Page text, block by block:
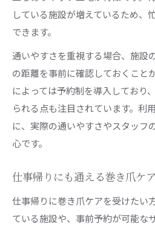
している施設が増えているため、
できます。
通いやすさを重視する場合、施設
の距離を事前に確認しておくこと
によっては予約制を導入しており
られる点も注目されています。利
に、実際の通いやすさやスタッフ
心です。
仕事帰りにも通える巻き爪ケ
仕事帰りに巻き爪ケアを受けたい
ている施設や、事前予約が可能な